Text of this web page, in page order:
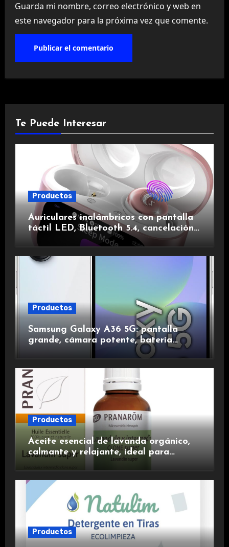
Guarda mi nombre, correo electrónico y web en
este navegador para la próxima vez que comente.
Te Puede Interesar
Productos
Auriculares inalámbricos con pantalla
táctil LED, Bluetooth 5.4, cancelación
de ruido, impermeables y de larga
duración.
Productos
Samsung Galaxy A36 5G: pantalla
grande, cámara potente, batería
duradera y carga rápida para una
experiencia premium.
Productos
Aceite esencial de lavanda orgánico,
calmante y relajante, ideal para
Productos